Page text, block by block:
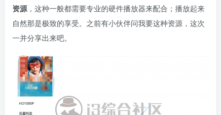
资源 ，这种一般都需要专业的硬件播放器来配合；播放起来
自然那是极致的享受。之前有小伙伴问我要这种资源，这次
一并分享出来吧。